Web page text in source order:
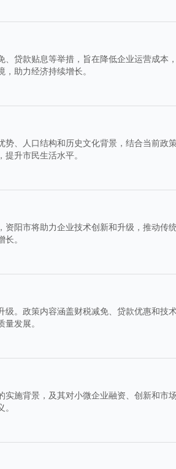
贷款贴息等举措，旨在降低企业运营成本
助力经济持续增长。
、人口结构和历史文化背景，结合当前政
升市民生活水平。
阳市将助力企业技术创新和升级，推动传
。
。政策内容涵盖财税减免、贷款优惠和技
发展。
施背景，及其对小微企业融资、创新和市